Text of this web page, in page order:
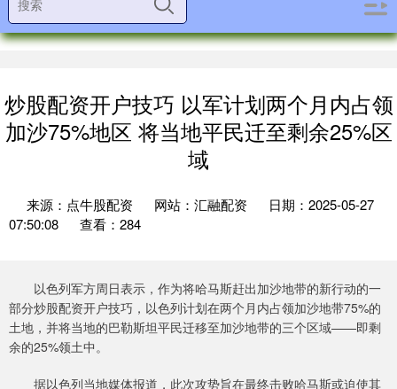
炒股配资开户技巧 以军计划两个月内占领
加沙75%地区 将当地平民迁至剩余25%区
域
来源：点牛股配资 网站：汇融配资
日期：2025-05-27
07:50:08
查看：284
以色列军方周日表示，作为将哈马斯赶出加沙地带的新行动的一
部分炒股配资开户技巧，以色列计划在两个月内占领加沙地带75%的
土地，并将当地的巴勒斯坦平民迁移至加沙地带的三个区域——即剩
余的25%领土中。
据以色列当地媒体报道，此次攻势旨在最终击败哈马斯或迫使其